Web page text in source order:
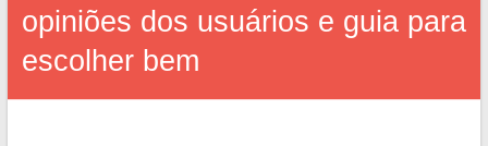
opiniões dos usuários e guia para
escolher bem